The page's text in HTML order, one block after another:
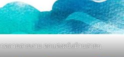
ลายสวยงาม ตกแต่งผนังบ้านสวยๆ